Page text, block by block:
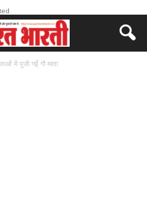
में पूजी गईं गौ माता